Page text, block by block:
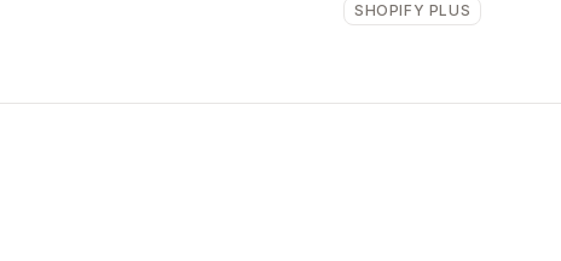
SHOPIFY PLUS